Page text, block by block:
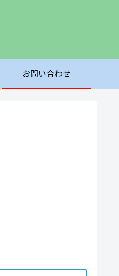
お問い合わせ